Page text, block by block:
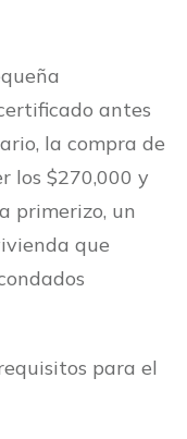
antes
la compra de
los $270,000 y
primerizo, un
que
para el